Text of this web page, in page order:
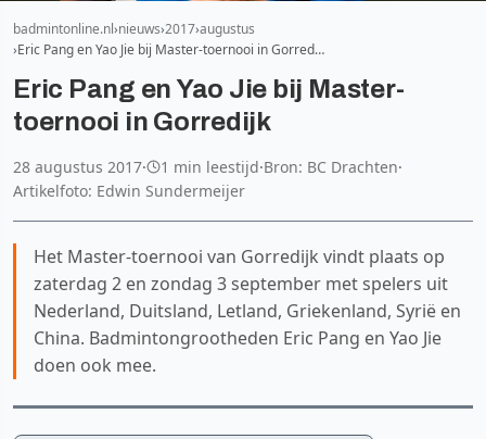
badmintonline.nl nieuws 2017 augustus
Eric Pang en Yao Jie bij Master-toernooi in Gorred…
Eric Pang en Yao Jie bij Master-
toernooi in Gorredijk
28 augustus 2017· 1 min leestijd·Bron: BC Drachten·
Artikelfoto: Edwin Sundermeijer
Het Master-toernooi van Gorredijk vindt plaats op
zaterdag 2 en zondag 3 september met spelers uit
Nederland, Duitsland, Letland, Griekenland, Syrië en
China. Badmintongrootheden Eric Pang en Yao Jie
doen ook mee.